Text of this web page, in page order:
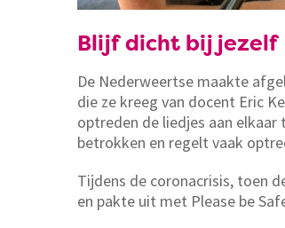
Blijf dicht bij jezelf
De Nederweertse maakte
die ze kreeg van docent Eric
optreden de liedjes aan
betrokken en regelt vaak
Tijdens de coronacrisis, toen
en pakte uit met Please be